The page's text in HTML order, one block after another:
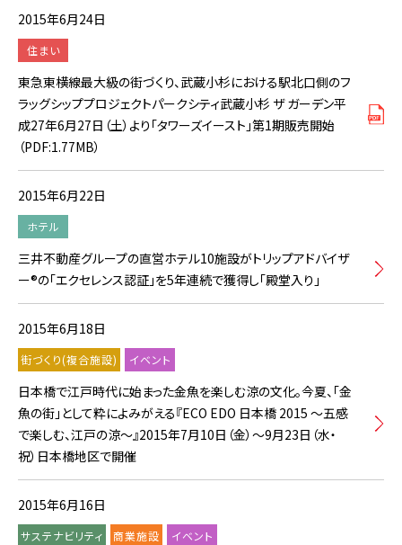
2015年6月24日
住まい
東急東横線最大級の街づくり、武蔵小杉における駅北口側のフ
ラッグシッププロジェクトパークシティ武蔵小杉 ザ ガーデン平
成27年6月27日（土）より「タワーズイースト」第1期販売開始
（PDF:1.77MB）
2015年6月22日
ホテル
三井不動産グループの直営ホテル10施設がトリップアドバイザ
ー®の「エクセレンス認証」を5年連続で獲得し「殿堂入り」
2015年6月18日
街づくり(複合施設) イベント
日本橋で江戸時代に始まった金魚を楽しむ涼の文化。今夏、「金
魚の街」として粋によみがえる『ECO EDO 日本橋 2015 ～五感
で楽しむ、江戸の涼～』2015年7月10日（金）～9月23日（水・
祝）日本橋地区で開催
2015年6月16日
サステナビリティ 商業施設 イベント